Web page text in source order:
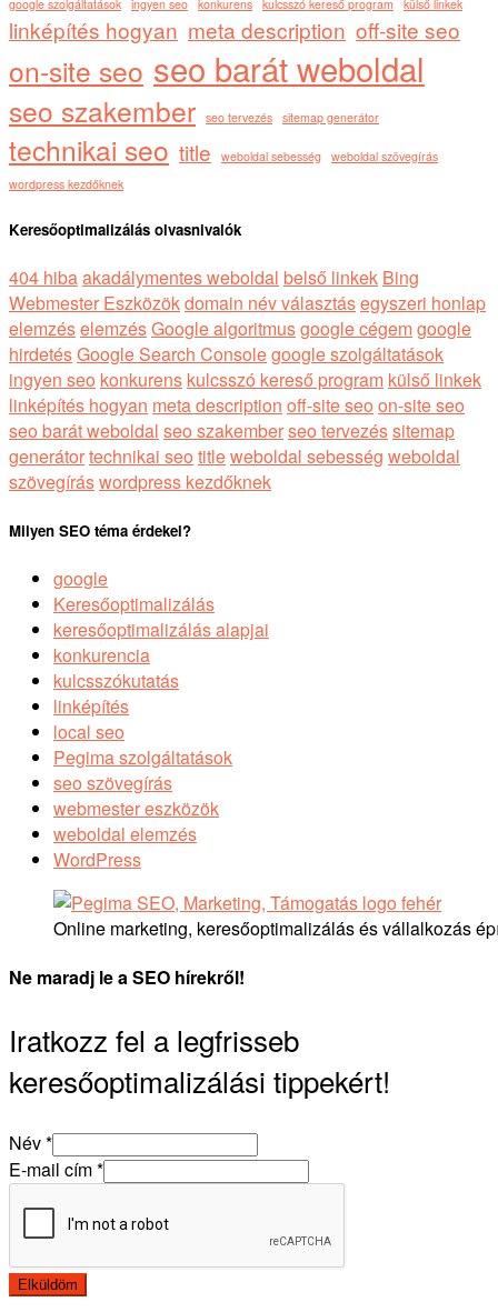
google szolgáltatások ingyen seo konkurens kulcsszó kereső program külső linkek
linképítés hogyan meta description off-site seo
on-site seo seo barát weboldal
seo szakember seo tervezés sitemap generátor
technikai seo title weboldal sebesség weboldal szövegírás
wordpress kezdőknek
Keresőoptimalizálás olvasnivalók
404 hibaakadálymentes weboldal belső linkek Bing
Webmester Eszközökdomain név választásegyszeri honlap
elemzéselemzésGoogle algoritmusgoogle cégemgoogle
hirdetésGoogle Search Consolegoogle szolgáltatások
ingyen seo konkurens kulcsszó kereső program külső linkek
linképítés hogyan meta description off-site seo on-site seo
seo barát weboldal seo szakemberseo tervezéssitemap
generátortechnikai seo titleweboldal sebesség weboldal
szövegíráswordpress kezdőknek
Milyen SEO téma érdekel?
google
Keresőoptimalizálás
keresőoptimalizálás alapjai
konkurencia
kulcsszókutatás
linképítés
local seo
Pegima szolgáltatások
seo szövegírás
webmester eszközök
weboldal elemzés
WordPress
Online marketing, keresőoptimalizálás és vállalkozás
Ne maradj le a SEO hírekről!
Iratkozz fel a legfrisseb
keresőoptimalizálási tippekért!
Név*
E-mail cím*
Elküldöm